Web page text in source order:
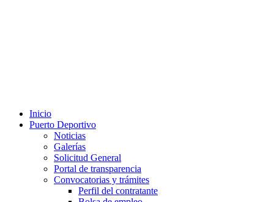
Inicio
Puerto Deportivo
Noticias
Galerías
Solicitud General
Portal de transparencia
Convocatorias y trámites
Perfil del contratante